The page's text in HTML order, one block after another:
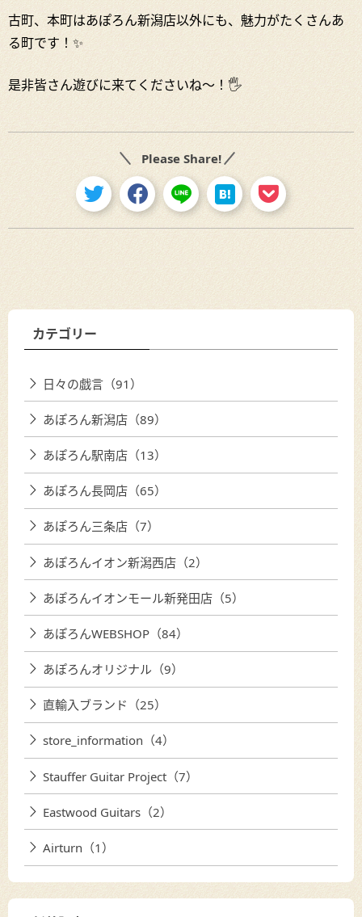
古町、本町はあぽろん新潟店以外にも、魅力がたくさんあ
る町です！✨
是非皆さん遊びに来てくださいね～！🖐
Please Share!
カテゴリー
日々の戯言（91）
あぽろん新潟店（89）
あぽろん駅南店（13）
あぽろん長岡店（65）
あぽろん三条店（7）
あぽろんイオン新潟西店（2）
あぽろんイオンモール新発田店（5）
あぽろんWEBSHOP（84）
あぽろんオリジナル（9）
直輸入ブランド（25）
store_information（4）
Stauffer Guitar Project（7）
Eastwood Guitars（2）
Airturn（1）